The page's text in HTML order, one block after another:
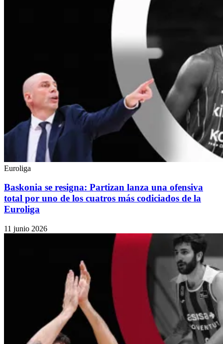
Euroliga
Baskonia se resigna: Partizan lanza una ofensiva
total por uno de los cuatros más codiciados de la
Euroliga
11 junio 2026